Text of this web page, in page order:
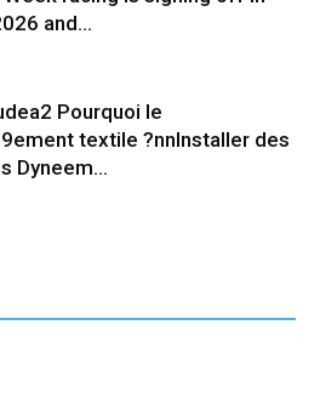
and...
Pourquoi le
textile ?nnInstaller des
Dyneem…